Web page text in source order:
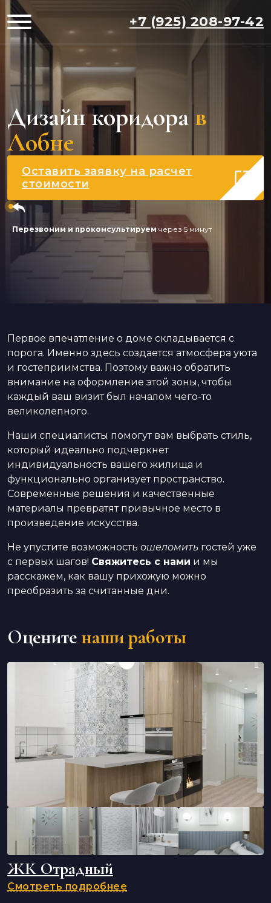
+7 (925) 208-97-42
Дизайн коридора в
Лобне
Оставить заявку на расчет
стоимости
Перезвоним и проконсультируем через 5 минут
Первое впечатление о доме складывается с
порога. Именно здесь создается атмосфера уюта
и гостеприимства. Поэтому важно обратить
внимание на оформление этой зоны, чтобы
каждый ваш визит был началом чего-то
великолепного.
Наши специалисты помогут вам выбрать стиль,
который идеально подчеркнет
индивидуальность вашего жилища и
функционально организует пространство.
Современные решения и качественные
материалы превратят привычное место в
произведение искусства.
Не упустите возможность ошеломить гостей уже
с первых шагов! Свяжитесь с нами и мы
расскажем, как вашу прихожую можно
преобразить за считанные дни.
Оцените наши работы
ЖК Отрадный
Смотреть подробнее